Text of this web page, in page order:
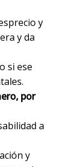
y
y da
si ese
por
a
y